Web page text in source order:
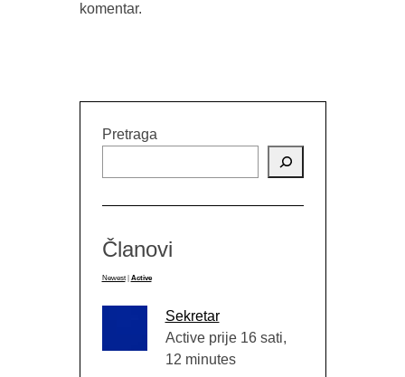
komentar.
Pretraga
Članovi
Newest Active
Sekretar
Active prije 16 sati,
12 minutes